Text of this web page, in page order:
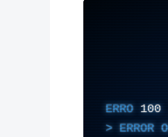
ERRO 100
ERROR